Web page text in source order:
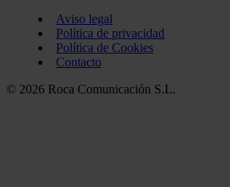
Aviso legal
Política de privacidad
Política de Cookies
Contacto
© 2026 Roca Comunicación S.L.